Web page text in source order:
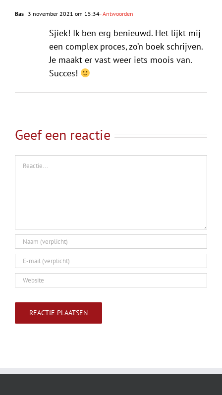
Bas 3 november 2021 om 15:34- Antwoorden
Sjiek! Ik ben erg benieuwd. Het lijkt mij
een complex proces, zo’n boek schrijven.
Je maakt er vast weer iets moois van.
Succes!
Geef een reactie
Reactie